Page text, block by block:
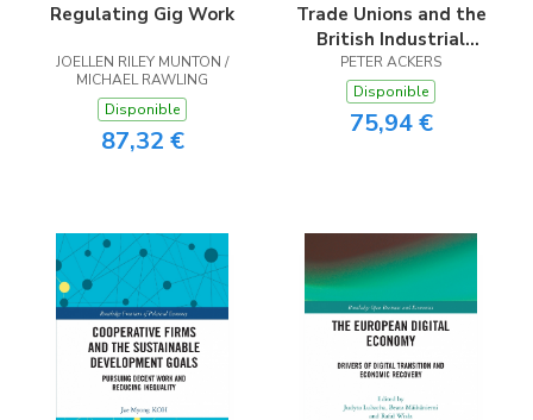
Regulating Gig Work
JOELLEN RILEY MUNTON /
MICHAEL RAWLING
Disponible
87,32 €
Trade Unions and the
British Industrial
Relations Crisis
PETER ACKERS
Disponible
75,94 €